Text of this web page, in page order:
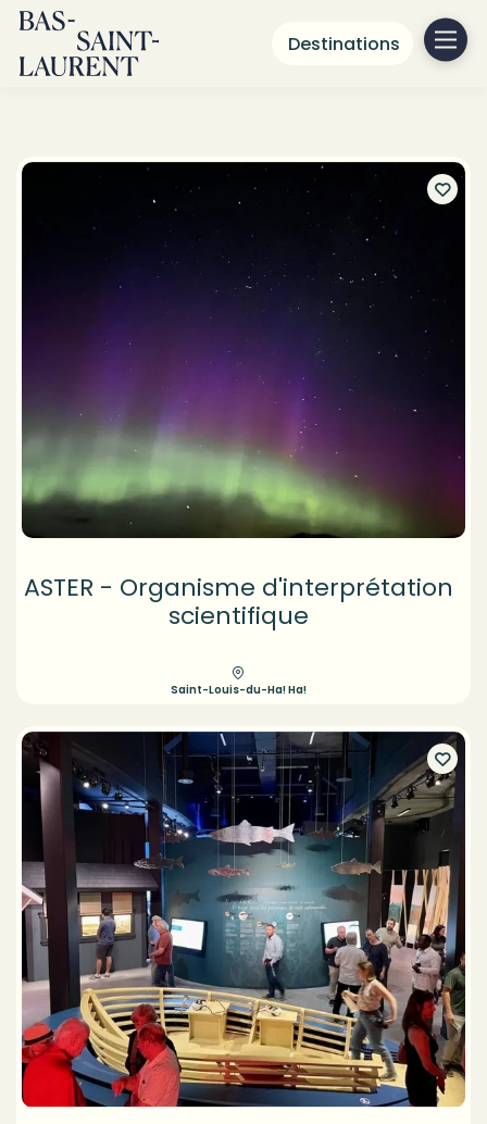
Destinations
Centres d’interprétation
ASTER - Organisme d'interprétation
scientifique
Saint-Louis-du-Ha! Ha!